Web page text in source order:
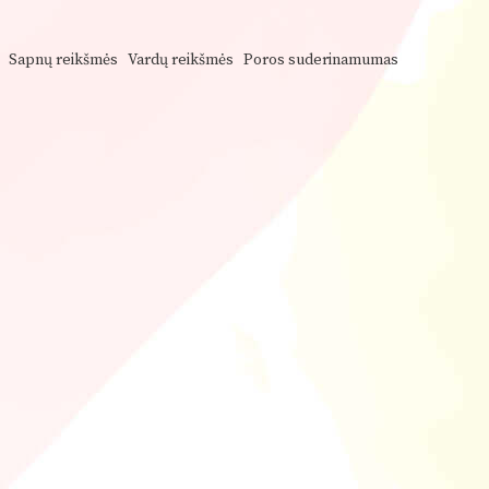
Sapnų reikšmės Vardų reikšmės Poros suderinamumas